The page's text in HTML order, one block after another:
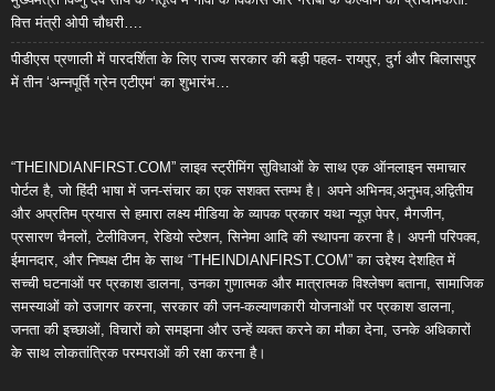
वित्त मंत्री ओपी चौधरी….
पीडीएस प्रणाली में पारदर्शिता के लिए राज्य सरकार की बड़ी पहल- रायपुर, दुर्ग और बिलासपुर
में तीन ‘अन्नपूर्ति ग्रेन एटीएम‘ का शुभारंभ…
“THEINDIANFIRST.COM” लाइव स्ट्रीमिंग सुविधाओं के साथ एक ऑनलाइन समाचार
पोर्टल है, जो हिंदी भाषा में जन-संचार का एक सशक्त स्तम्भ है। अपने अभिनव,अनुभव,अद्वितीय
और अप्रतिम प्रयास से हमारा लक्ष्य मीडिया के व्यापक प्रकार यथा न्यूज़ पेपर, मैगजीन,
प्रसारण चैनलों, टेलीविजन, रेडियो स्टेशन, सिनेमा आदि की स्थापना करना है। अपनी परिपक्व,
ईमानदार, और निष्पक्ष टीम के साथ “THEINDIANFIRST.COM” का उद्देश्य देशहित में
सच्ची घटनाओं पर प्रकाश डालना, उनका गुणात्मक और मात्रात्मक विश्लेषण बताना, सामाजिक
समस्याओं को उजागर करना, सरकार की जन-कल्याणकारी योजनाओं पर प्रकाश डालना,
जनता की इच्छाओं, विचारों को समझना और उन्हें व्यक्त करने का मौका देना, उनके अधिकारों
के साथ लोकतांत्रिक परम्पराओं की रक्षा करना है।